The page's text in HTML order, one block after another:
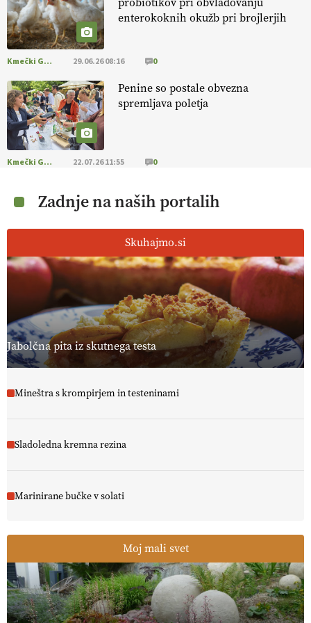
enterokoknih okužb pri brojlerjih
Kmečki Glas 29.06.26 08:16 0
Penine so postale obvezna
spremljava poletja
Kmečki Glas 22.07.26 11:55 0
Zadnje na naših portalih
Skuhajmo.si
Jabolčna pita iz skutnega testa
Mineštra s krompirjem in testeninami
Sladoledna kremna rezina
Marinirane bučke v solati
Moj mali svet